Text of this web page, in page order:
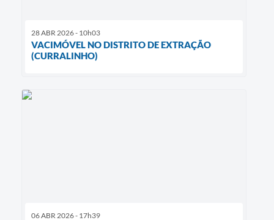
28 ABR 2026 - 10h03
VACIMÓVEL NO DISTRITO DE EXTRAÇÃO
(CURRALINHO)
06 ABR 2026 - 17h39